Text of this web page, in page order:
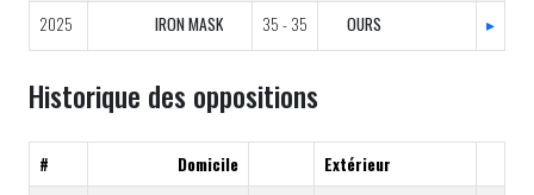
2025 IRON MASK 35 - 35 OURS ▸
Historique des oppositions
# Domicile
Extérieur